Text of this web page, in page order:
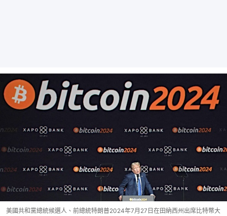
美國共和黨總統候選人、前總統特朗普2024年7月27日在田納西州出席比特幣大